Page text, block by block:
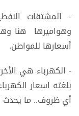
- المشتقات
وهواميرها هنا
أسعارها للمواطن.
- الكهرباء هي
بلغته اسعار
أي ظروف.. ما يحدث